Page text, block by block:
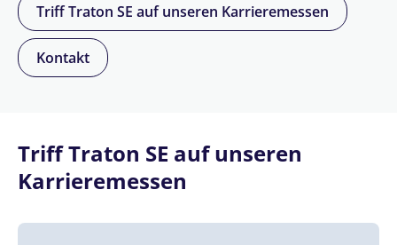
Triff Traton SE auf unseren Karrieremessen
Kontakt
Triff Traton SE auf unseren
Karrieremessen